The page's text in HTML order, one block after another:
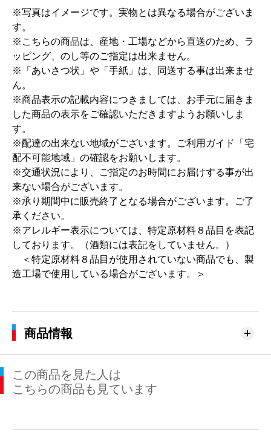
※写真はイメージです。実物とは異なる場合がございま
す。
※こちらの商品は、産地・工場などから直送のため、ラ
ッピング、のし等のご指定は出来ません。
※「あいさつ状」や「手紙」は、同送する事は出来ませ
ん。
※商品表示の記載内容につきましては、お手元に届きま
した商品の表示をご確認いただきますようお願いしま
す。
※配達の出来ない地域がございます。ご利用ガイド「宅
配不可能地域」の確認をお願いします。
※交通状況により、ご指定のお時間にお届けする事が出
来ない場合がございます。
※承り期間中に販売終了となる場合がございます。ご了
承ください。
※アレルギー表示については、特定原材料８品目を表記
しております。（酒類には表記をしていません。）
＜特定原材料８品目が使用されていない商品でも、製
造工場で使用している場合がございます。＞
商品情報
この商品を見た人は
こちらの商品も見ています